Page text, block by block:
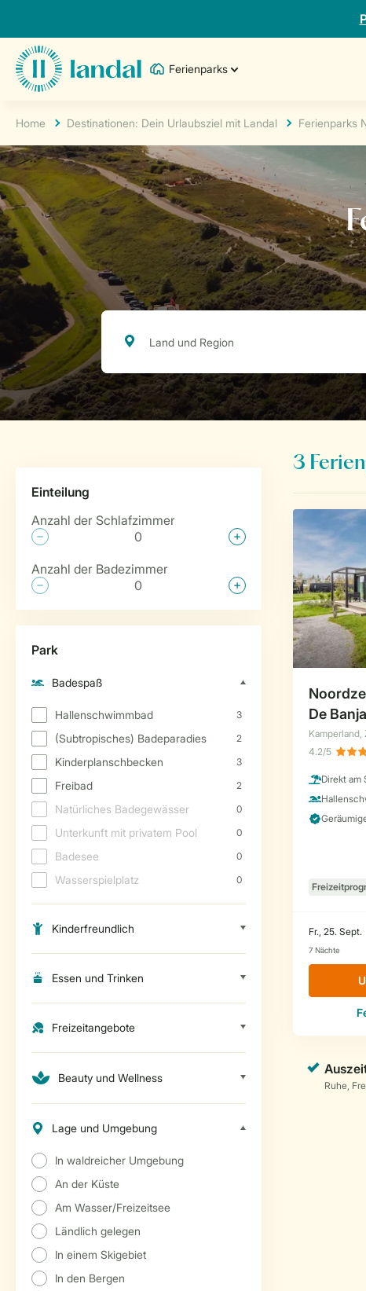
Ferienparks
Home Destinationen: Dein Urlaubsziel mit Landal Ferienparks